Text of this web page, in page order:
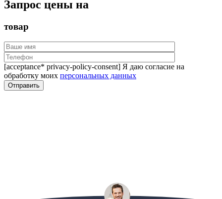
Запрос цены на
товар
[acceptance* privacy-policy-consent] Я даю согласие на
обработку моих персональных данных